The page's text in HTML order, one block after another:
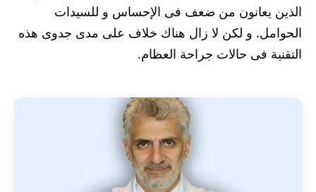
الذين يعانون من ضعف فى الإحساس و للسيدات
الحوامل. و لكن لا زال هناك خلاف على مدى جدوى هذه
التقنية فى حالات جراحة العظام.